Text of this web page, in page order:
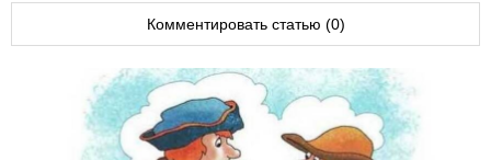
Комментировать статью (0)